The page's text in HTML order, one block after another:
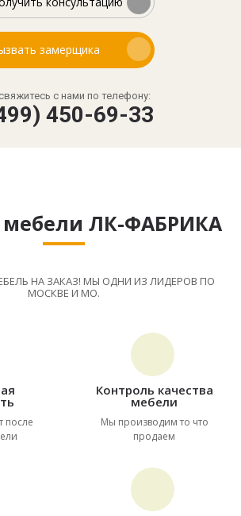
замерщика
с нами по телефону:
450-69-33
ЛК-ФАБРИКА
НА ЗАКАЗ! МЫ ОДНИ ИЗ ЛИДЕРОВ ПО
МОСКВЕ И МО.
после
Контроль качества
мебели
Мы производим то что
продаем